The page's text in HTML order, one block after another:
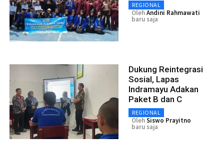
REGIONAL
OlehAndini Rahmawati
baru saja
Dukung Reintegrasi
Sosial, Lapas
Indramayu Adakan
Paket B dan C
REGIONAL
OlehSiswo Prayitno
baru saja